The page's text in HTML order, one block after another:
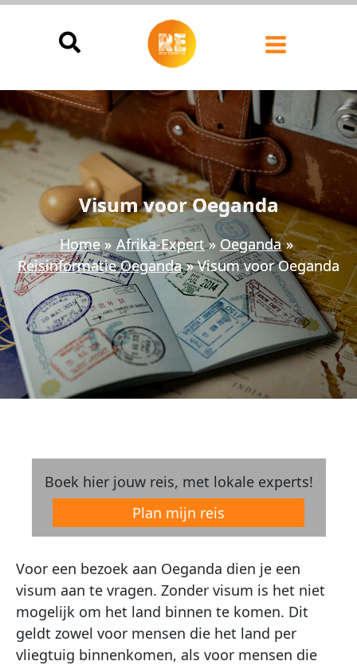
Ga
Visum voor Oeganda
Home Afrika-Expert
Oeganda
Reisinformatie Oeganda
Visum voor Oeganda
Boek hier jouw reis, met lokale experts!
Plan mijn reis
Voor een bezoek aan Oeganda dien je een
visum aan te vragen. Zonder visum is het niet
mogelijk om het land binnen te komen. Dit
geldt zowel voor mensen die het land per
vliegtuig binnenkomen, als voor mensen die